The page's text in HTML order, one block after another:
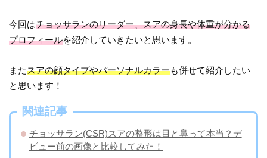
今回はチョッサランのリーダー、スアの身長や体重が分かる
プロフィールを紹介していきたいと思います。
またスアの顔タイプやパーソナルカラーも併せて紹介したい
と思います！
関連記事
チョッサラン(CSR)スアの整形は目と鼻って本当？デ
ビュー前の画像と比較してみた！